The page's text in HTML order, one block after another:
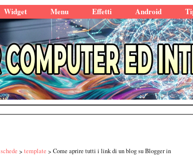
Widget Menu Effetti Android
schede template
Come aprire tutti i link di un blog su Blogger in